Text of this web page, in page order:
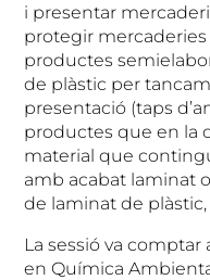
i presentar
protegir
productes
de plàstic per
presentació (taps
productes que en la
material que
amb acabat laminat
de laminat de
La sessió va
en Química